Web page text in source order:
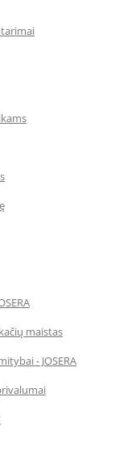
maistas
- JOSERA